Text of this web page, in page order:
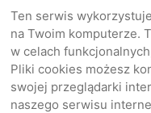
Ten serwis
na Twoim komputerze.
w celach
Pliki cookies możesz
swojej przeglądarki
naszego serwisu